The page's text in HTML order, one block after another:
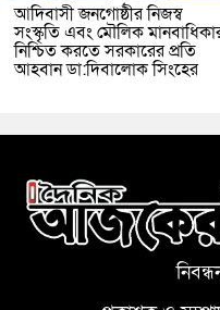
আদিবাসী জনগোষ্ঠীর নিজস্ব
সংস্কৃতি এবং মৌলিক
নিশ্চিত করতে সরকারের প্রতি
আহবান ডা:দিবালোক সিংহের